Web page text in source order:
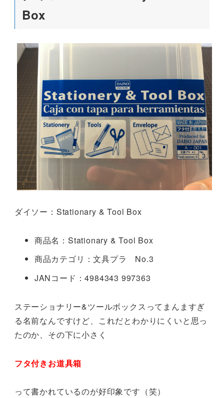
Box
ダイソー：Stationary & Tool Box
商品名：Stationary & Tool Box
商品カテゴリ：文具プラ No.3
JANコード：4984343 997363
ステーショナリー&ツールボックスってまんますぎ
る名前なんですけど、これだとわかりにくいと思っ
たのか、その下に小さく
フタ付きお道具箱
って書かれているのが好印象です（笑）